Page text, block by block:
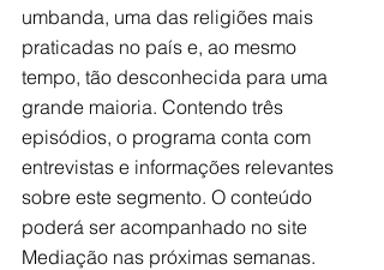
umbanda, uma das religiões mais
praticadas no país e, ao mesmo
tempo, tão desconhecida para uma
grande maioria. Contendo três
episódios, o programa conta com
entrevistas e informações relevantes
sobre este segmento. O conteúdo
poderá ser acompanhado no site
Mediação nas próximas semanas.